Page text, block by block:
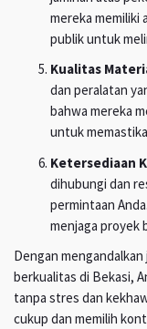
mereka memiliki
publik untuk
Kualitas
dan peralatan
bahwa mereka
untuk
Ketersediaan
dihubungi dan
permintaan
menjaga proyek
Dengan
berkualitas di Bekasi,
tanpa stres dan
cukup dan memilih